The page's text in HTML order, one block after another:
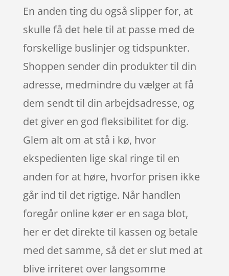
En anden ting du også slipper for, at
skulle få det hele til at passe med de
forskellige buslinjer og tidspunkter.
Shoppen sender din produkter til din
adresse, medmindre du vælger at få
dem sendt til din arbejdsadresse, og
det giver en god fleksibilitet for dig.
Glem alt om at stå i kø, hvor
ekspedienten lige skal ringe til en
anden for at høre, hvorfor prisen ikke
går ind til det rigtige. Når handlen
foregår online køer er en saga blot,
her er det direkte til kassen og betale
med det samme, så det er slut med at
blive irriteret over langsomme